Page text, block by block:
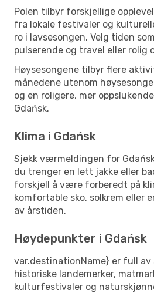
Polen tilbyr forskjellige
fra lokale festivaler og
ro i lavsesongen. Velg tiden
pulserende og travel eller rolig
Høysesongene tilbyr flere
månedene utenom
og en roligere, mer
Gdańsk.
Klima i Gdańsk
Sjekk værmeldingen for
du trenger en lett jakke eller
forskjell å være forberedt på
komfortable sko, solkrem eller
av årstiden.
Høydepunkter i Gdańsk
var.destinationName} er full av
historiske landemerker,
kulturfestivaler og